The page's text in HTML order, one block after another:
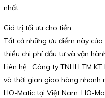
nhất
Giá trị tối ưu cho tiền
Tất cả những ưu điểm này
thiểu chi phí đầu tư và vận
Liên hệ : Công ty TNHH TM
và thời gian giao hàng nhanh
HO-Matic tại Việt Nam. HO-